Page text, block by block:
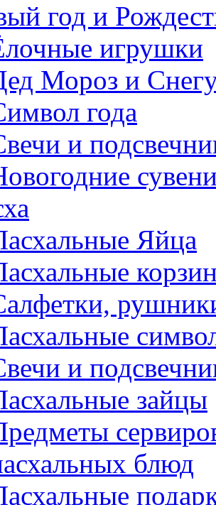
год и
игрушки
Мороз и
года
и
Яйца
и
зайцы
блюд